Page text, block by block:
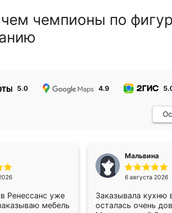
чемпионы по
5.0 4.9
Ренессанс уже
мебель
Мальвина
6 августа 2026
Заказывала кухню
осталась очень